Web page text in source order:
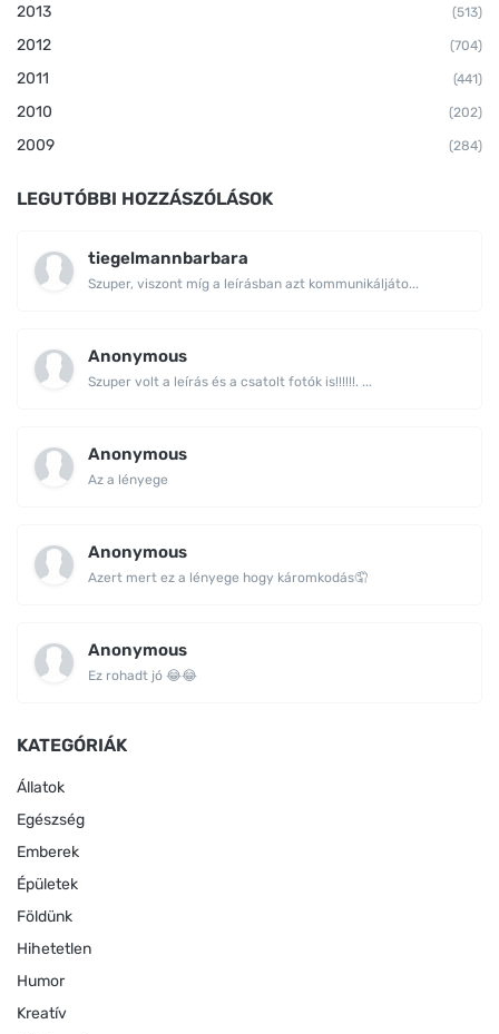
2013 (513)
2012 (704)
2011 (441)
2010 (202)
2009 (284)
LEGUTÓBBI HOZZÁSZÓLÁSOK
tiegelmannbarbara
Szuper, viszont míg a leírásban azt kommunikáljáto...
Anonymous
Szuper volt a leírás és a csatolt fotók is!!!!!!. ...
Anonymous
Az a lényege
Anonymous
Azert mert ez a lényege hogy káromkodás🤦
Anonymous
Ez rohadt jó 😂😂
KATEGÓRIÁK
Állatok
Egészség
Emberek
Épületek
Földünk
Hihetetlen
Humor
Kreatív